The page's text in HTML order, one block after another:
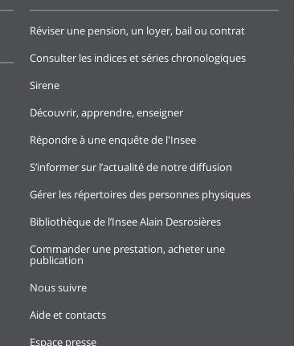
Réviser une pension, un loyer, bail ou contrat
Consulter les indices et séries chronologiques
Sirene
Découvrir, apprendre, enseigner
Répondre à une enquête de l'Insee
S’informer sur l’actualité de notre diffusion
Gérer les répertoires des personnes physiques
Bibliothèque de l’Insee Alain Desrosières
Commander une prestation, acheter une
publication
Nous suivre
Aide et contacts
Espace presse